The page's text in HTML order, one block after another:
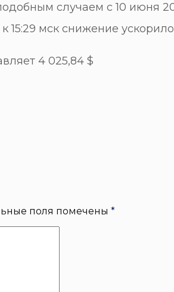
случаем с 10 июня
15:29 мск снижение
4 025,84 $
поля помечены *